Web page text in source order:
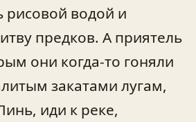
рисовой водой и
предков. А приятель
они когда‑то гоняли
закатами лугам,
иди к реке,